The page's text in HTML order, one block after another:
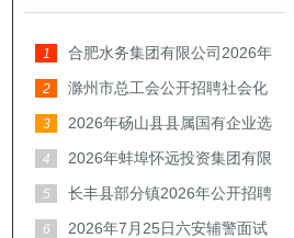
1
合肥水务集团有限公司2026年
招聘公告
2
滁州市总工会公开招聘社会化
工会工作者和专
3
2026年砀山县县属国有企业选
聘工作人员公告
4
2026年蚌埠怀远投资集团有限
公司招聘30人公
5
长丰县部分镇2026年公开招聘
村（社区）后备
6
2026年7月25日六安辅警面试